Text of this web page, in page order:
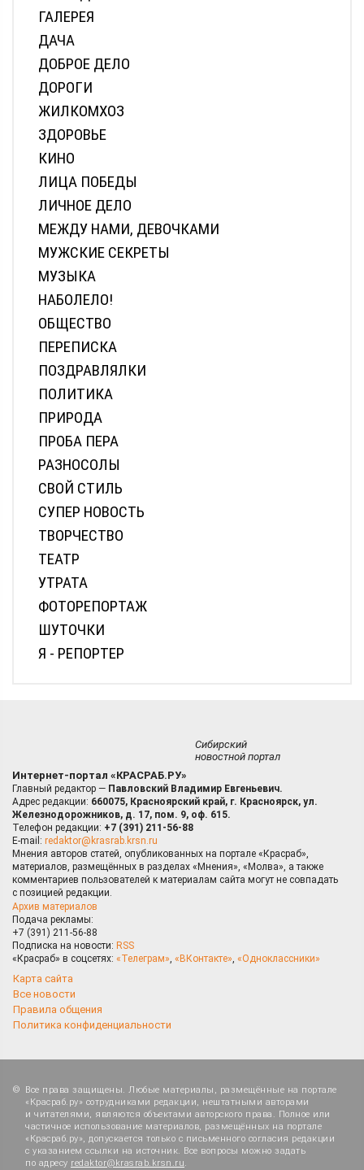
ГАЛЕРЕЯ
ДАЧА
ДОБРОЕ ДЕЛО
ДОРОГИ
ЖИЛКОМХОЗ
ЗДОРОВЬЕ
КИНО
ЛИЦА ПОБЕДЫ
ЛИЧНОЕ ДЕЛО
МЕЖДУ НАМИ, ДЕВОЧКАМИ
МУЖСКИЕ СЕКРЕТЫ
МУЗЫКА
НАБОЛЕЛО!
ОБЩЕСТВО
ПЕРЕПИСКА
ПОЗДРАВЛЯЛКИ
ПОЛИТИКА
ПРИРОДА
ПРОБА ПЕРА
РАЗНОСОЛЫ
СВОЙ СТИЛЬ
СУПЕР НОВОСТЬ
ТВОРЧЕСТВО
ТЕАТР
УТРАТА
ФОТОРЕПОРТАЖ
ШУТОЧКИ
Я - РЕПОРТЕР
Сибирский
новостной портал
Интернет-портал «КРАСРАБ.РУ»
Главный редактор — Павловский Владимир Евгеньевич.
Адрес редакции: 660075, Красноярский край, г. Красноярск, ул.
Железнодорожников, д. 17, пом. 9, оф. 615.
Телефон редакции: +7 (391) 211-56-88
E-mail: redaktor@krasrab.krsn.ru
Мнения авторов статей, опубликованных на портале «Красраб»,
материалов, размещённых в разделах «Мнения», «Молва», а также
комментариев пользователей к материалам сайта могут не совпадать
с позицией редакции.
Архив материалов
Подача рекламы:
+7 (391) 211-56-88
Подписка на новости: RSS
«Красраб» в соцсетях: «Телеграм» «ВКонтакте» «Одноклассники»
Карта сайта
Все новости
Правила общения
Политика конфиденциальности
Все права защищены. Любые материалы, размещённые на портале
«Красраб.ру» сотрудниками редакции, нештатными авторами
и читателями, являются объектами авторского права. Полное или
частичное использование материалов, размещённых на портале
«Красраб.ру», допускается только с письменного согласия редакции
с указанием ссылки на источник. Все вопросы можно задать
по адресу redaktor@krasrab.krsn.ru.